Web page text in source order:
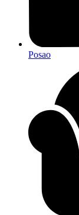
Posao